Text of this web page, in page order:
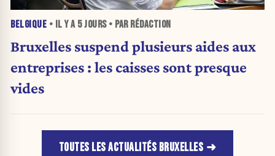
BELGIQUE • IL Y A 5 JOURS• PAR RÉDACTION
Bruxelles suspend plusieurs aides aux
entreprises : les caisses sont presque
vides
TOUTES LES ACTUALITÉS BRUXELLES